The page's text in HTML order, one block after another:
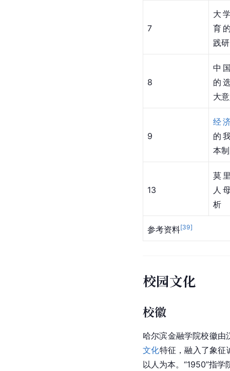
7
大
育
践
8
中
的
大
9
经
的
本
13
莫
人
析
参考资料[39]
校园文化
校徽
哈尔滨金融学院校徽由
文化特征，融入了象征
以人为本。“1950”指